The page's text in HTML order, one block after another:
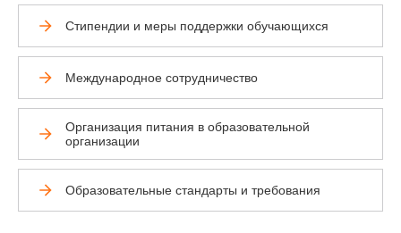
Стипендии и меры поддержки обучающихся
Международное сотрудничество
Организация питания в образовательной
организации
Образовательные стандарты и требования
+7 (345) 634-80-10
г. Тобольск, ул.
Знаменского, 52а, стр. 1